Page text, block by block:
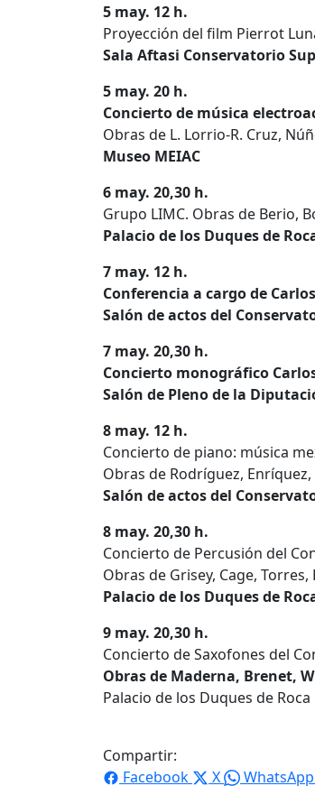
5 may. 12 h.
Proyección del film Pierrot
Sala Aftasi Conservatorio
5 may. 20 h.
Concierto de música
Obras de L. Lorrio-R. Cruz,
Museo MEIAC
6 may. 20,30 h.
Grupo LIMC. Obras de Berio,
Palacio de los Duques de
7 may. 12 h.
Conferencia a cargo de
Salón de actos del
7 may. 20,30 h.
Concierto monográfico
Salón de Pleno de la
8 may. 12 h.
Concierto de piano: música
Obras de Rodríguez, Enríquez,
Salón de actos del
8 may. 20,30 h.
Concierto de Percusión del
Obras de Grisey, Cage,
Palacio de los Duques de
9 may. 20,30 h.
Concierto de Saxofones del
Obras de Maderna, Brenet,
Palacio de los Duques de
Compartir:
Facebook
X WhatsApp